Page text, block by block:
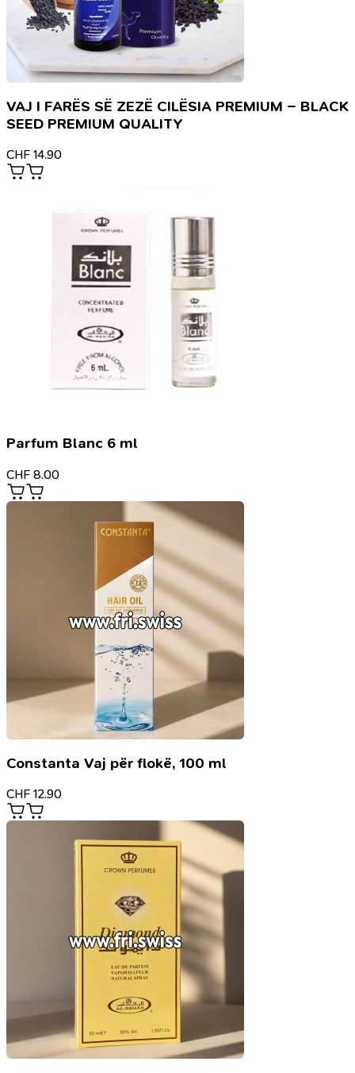
VAJ I FARËS SË ZEZË CILËSIA PREMIUM – BLACK
SEED PREMIUM QUALITY
CHF 14.90
Parfum Blanc 6 ml
CHF 8.00
Constanta Vaj për flokë, 100 ml
CHF 12.90